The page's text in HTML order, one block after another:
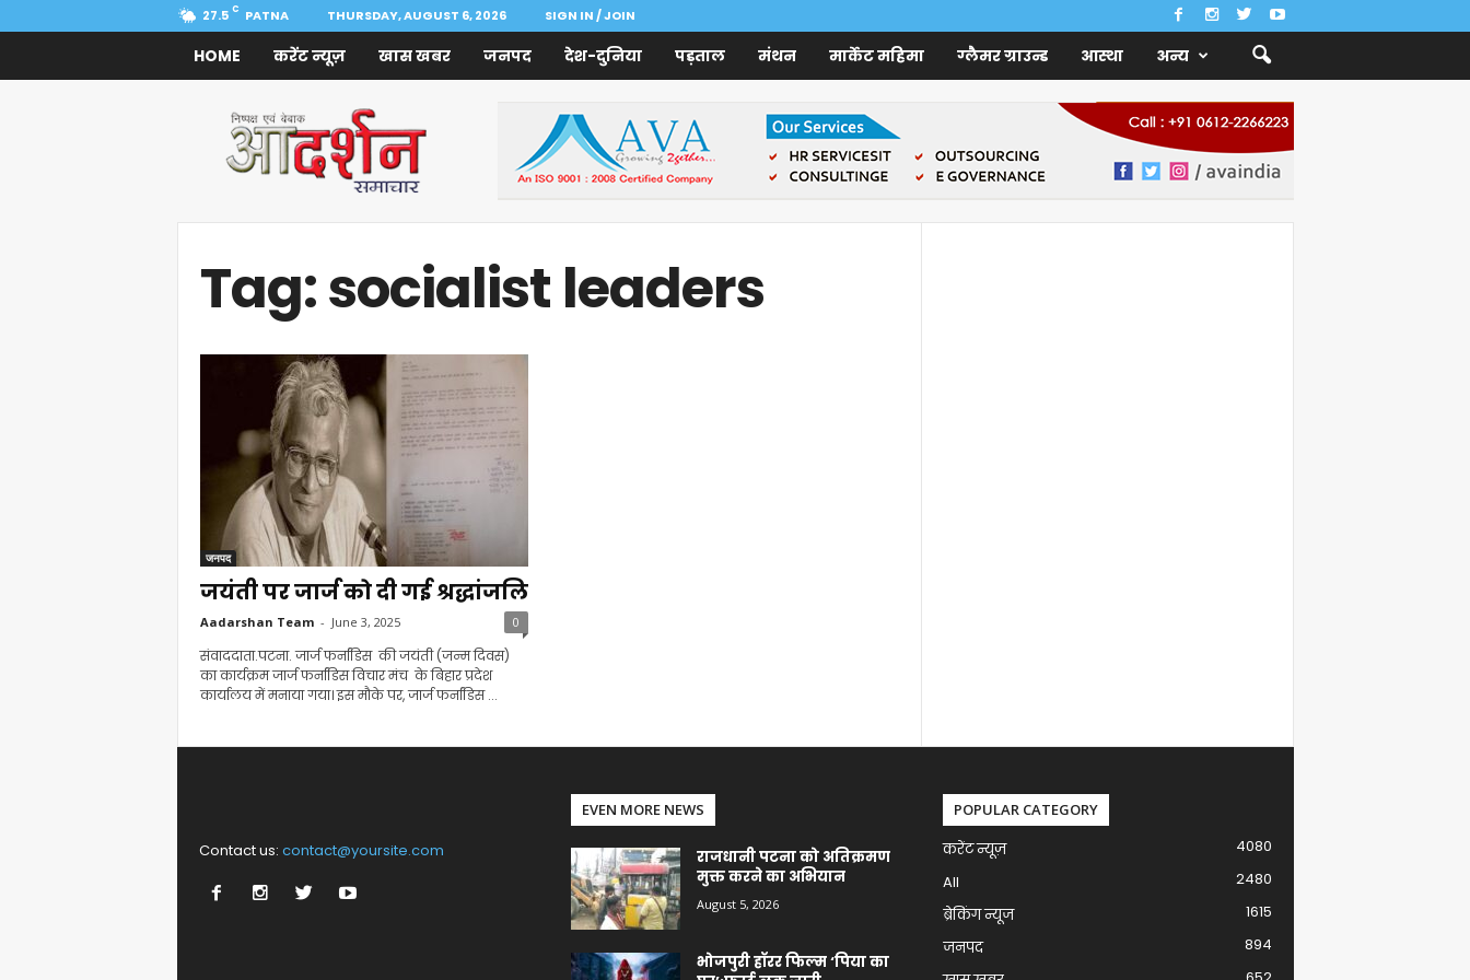
27.5 C PATNA THURSDAY, AUGUST 6, 2026 SIGN IN / JOIN
HOME करेंट न्यूज़ खास खबर जनपद देश-दुनिया पड़ताल मंथन मार्केट महिमा ग्लैमर ग्राउन्ड आस्था अन्य
Samachar
Tag: socialist leaders
जनपद
जयंती पर जार्ज को दी गई श्रद्धांजलि
Aadarshan Team - June 3, 2025 0
संवाददाता.पटना. जार्ज फर्नांडिस की जयंती (जन्म दिवस)
का कार्यक्रम जार्ज फर्नांडिस विचार मंच के बिहार प्रदेश
कार्यालय में मनाया गया। इस मौके पर, जार्ज फर्नांडिस ...
Contact us: contact@yoursite.com
EVEN MORE NEWS
राजधानी पटना को अतिक्रमण
मुक्त करने का अभियान
August 5, 2026
भोजपुरी हॉरर फिल्म ‘पिया का
POPULAR CATEGORY
करेंट न्यूज़
4080
All
2480
ब्रेकिंग न्यूज
1615
जनपद
894